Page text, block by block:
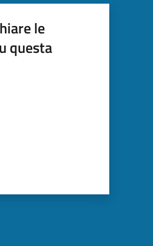
le
questa